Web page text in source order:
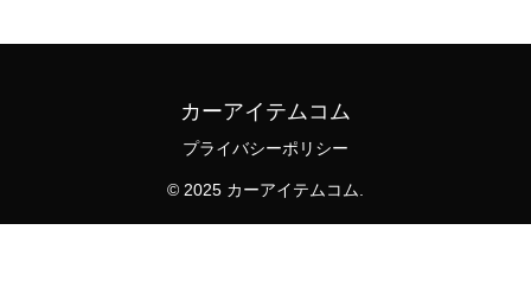
カーアイテムコム
プライバシーポリシー
© 2025 カーアイテムコム.